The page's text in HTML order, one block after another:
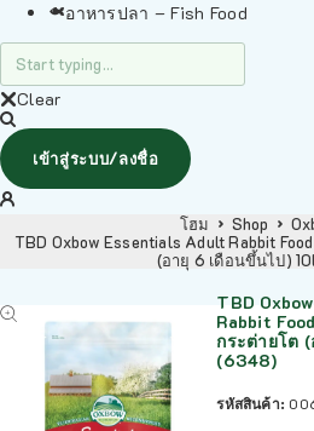
อาหารปลา – Fish Food
Clear
เข้าสู่ระบบ/ลงชื่อ
โฮม Shop
TBD Oxbow Essentials Adult Rabbit
(อายุ 6 เดือนขึ้นไป)
TBD
Rabbit
กระต่ายโต
(6348)
รหัสสินค้า: